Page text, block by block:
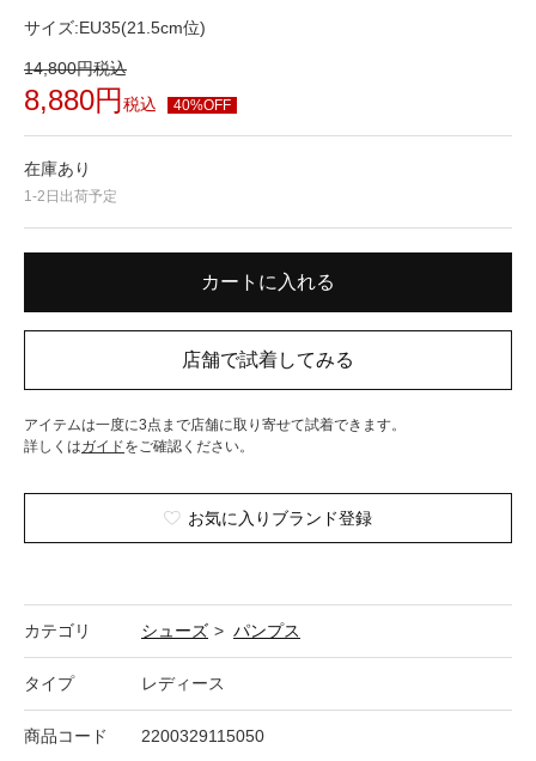
サイズ:EU35(21.5cm位)
14,800円税込
8,880円税込 40%OFF
在庫あり
1-2日出荷予定
アイテムは一度に3点まで店舗に取り寄せて試着できます。
詳しくはガイドをご確認ください。
お気に入りブランド登録
カテゴリ シューズ > パンプス
タイプ レディース
商品コード 2200329115050